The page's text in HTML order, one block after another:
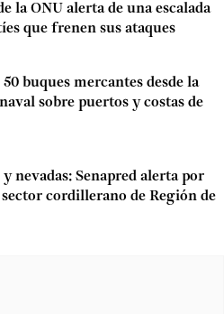
la ONU alerta de una escalada
que frenen sus ataques
buques mercantes desde la
sobre puertos y costas de
nevadas: Senapred alerta por
cordillerano de Región de